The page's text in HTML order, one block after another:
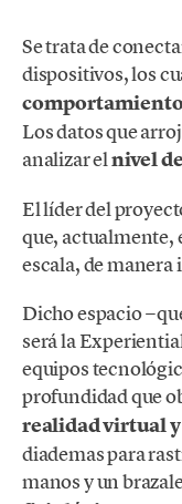
Se trata de
dispositivos, los
Los datos que
analizar elnivel
El líder del
que, actualmente,
escala, de
Dicho espacio
será la
equipos
profundidad que
realidad virtual
diademas para
manos y un